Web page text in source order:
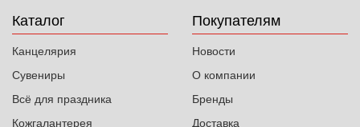
Каталог
Канцелярия
Сувениры
Всё для праздника
Кожгалантерея
Покупателям
Новости
О компании
Бренды
Доставка